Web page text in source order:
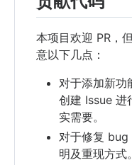
本项目欢迎 PR，
意以下几点：
对于添加新功
创建 Issue 进
实需要。
对于修复 bug
明及重现方式。